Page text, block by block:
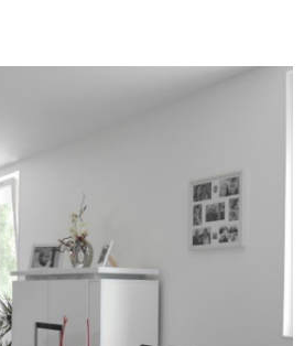
est parfait pour une
ou une personne
d’un plain-pied Et
il est juste à côté de notre
garantit au moins une
sympathiques,
connaissent bien le
nous pour découvrir ce
annuelles : 1287,61 €
Alur comprenant eau
espaces verts. Chauffage
VOIR LE BIEN